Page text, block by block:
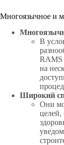
Многоязычное и
В
RAMS
на
Широкий
Они
целей,